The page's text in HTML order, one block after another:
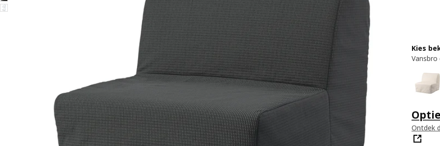
Image zoomed out, normal view
Kies
Vansbro
Ontdek